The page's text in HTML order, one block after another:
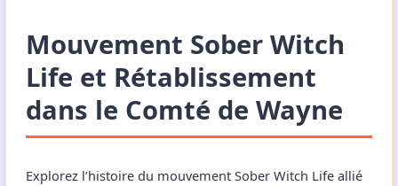
Mouvement Sober Witch
Life et Rétablissement
dans le Comté de Wayne
Explorez l’histoire du mouvement Sober Witch Life allié